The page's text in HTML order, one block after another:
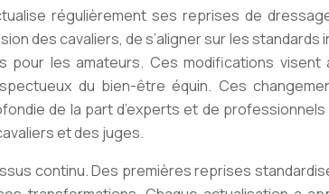
régulièrement ses reprises de
des cavaliers, de s’aligner sur les standards
les amateurs. Ces modifications visent
du bien-être équin. Ces
de la part d’experts et de
et des juges.
continu. Des premières reprises